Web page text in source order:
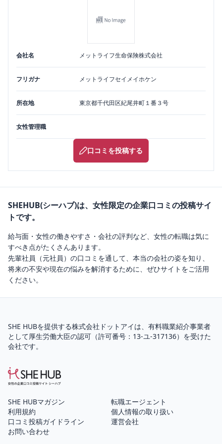
会社名 メットライフ生命保険株式会社
フリガナ メットライフセイメイホケン
所在地 東京都千代田区紀尾井町１番３号
女性管理職
口コミを投稿する
SHEHUB(シーハブ)は、女性限定の企業口コミの投稿サイ
トです。
給与面・女性の働きやすさ・会社の評判など、女性の転職は気に
すべき点がたくさんあります。
先輩社員（元社員）の口コミを通して、本当の会社の姿を知り、
将来の不安や現在の悩みを解消するために、ぜひサイトをご活用
ください。
SHE HUBを提供する株式会社ドットアイは、 有料職業紹介事業者
として厚生労働大臣の認可（許可番号：13-ユ-317136）を受けた
会社です。
SHE HUBマガジン
転職エージェント
利用規約
個人情報の取り扱い
口コミ投稿ガイドライン
運営会社
お問い合わせ